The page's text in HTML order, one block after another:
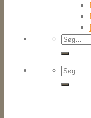
Søg
Søg